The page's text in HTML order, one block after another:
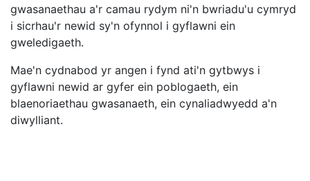
gwasanaethau a'r camau rydym ni'n bwriadu'u cymryd
i sicrhau'r newid sy'n ofynnol i gyflawni ein
gweledigaeth.
Mae'n cydnabod yr angen i fynd ati'n gytbwys i
gyflawni newid ar gyfer ein poblogaeth, ein
blaenoriaethau gwasanaeth, ein cynaliadwyedd a'n
diwylliant.